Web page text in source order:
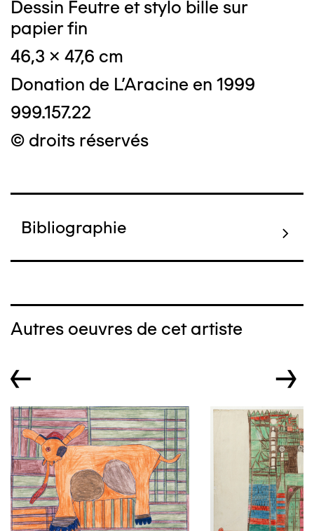
Dessin Feutre et stylo bille sur
papier fin
46,3 x 47,6 cm
Donation de L'Aracine en 1999
999.157.22
© droits réservés
Bibliographie
Autres oeuvres de cet artiste
← →